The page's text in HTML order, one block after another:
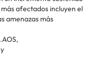
afectados incluyen el
amenazas más